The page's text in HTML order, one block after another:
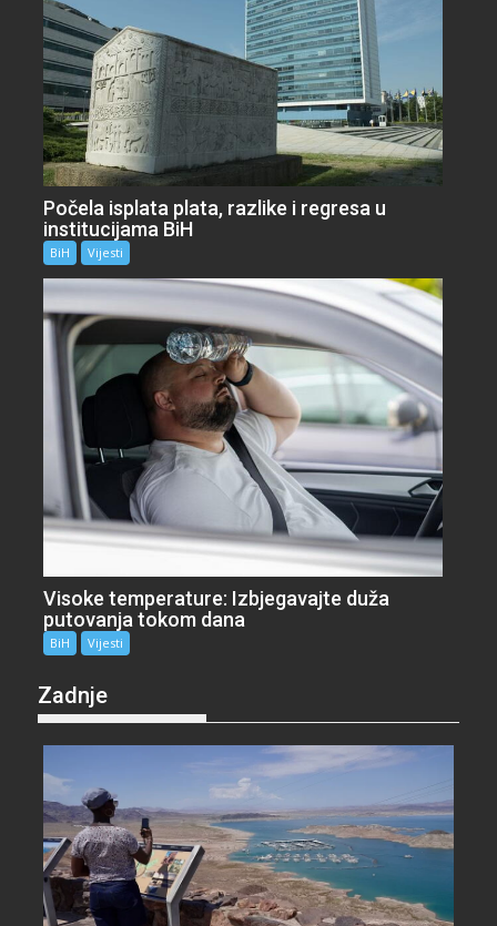
Počela isplata plata, razlike i regresa u
institucijama BiH
BiH Vijesti
Visoke temperature: Izbjegavajte duža
putovanja tokom dana
BiH Vijesti
Zadnje